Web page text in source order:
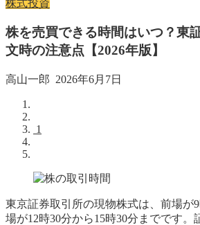
株式投資
株を売買できる時間はいつ？東
文時の注意点【2026年版】
高山一郎 2026年6月7日
1
東京証券取引所の現物株式は、前場が
場が12時30分から15時30分までです。